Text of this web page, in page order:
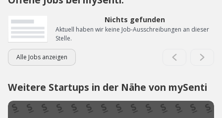
Nichts gefunden
Aktuell haben wir keine Job-Ausschreibungen an dieser
Stelle.
Alle Jobs anzeigen
Weitere Startups in der Nähe von mySenti